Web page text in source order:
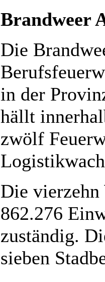
Brandweer
Die
in der
hällt
zwölf
Die vierzehn
862.276
zuständig.
sieben